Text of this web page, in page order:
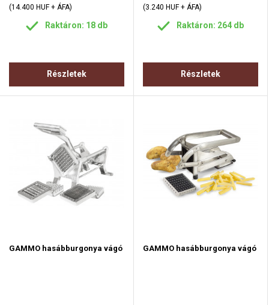
(14.400 HUF + ÁFA)
Raktáron: 18 db
Részletek
(3.240 HUF + ÁFA)
Raktáron: 264 db
Részletek
GAMMO hasábburgonya vágó GAMMO hasábburgonya vágó